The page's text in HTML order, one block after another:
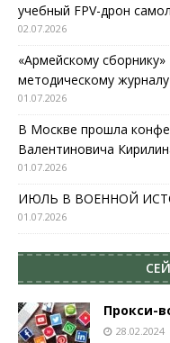
учебный FPV-дрон
02.07.2026
«Армейскому
методическому
01.07.2026
В Москве прошла
Валентиновича
01.07.2026
ИЮЛЬ В ВОЕННОЙ
01.07.2026
Прокси-
28.02.2024